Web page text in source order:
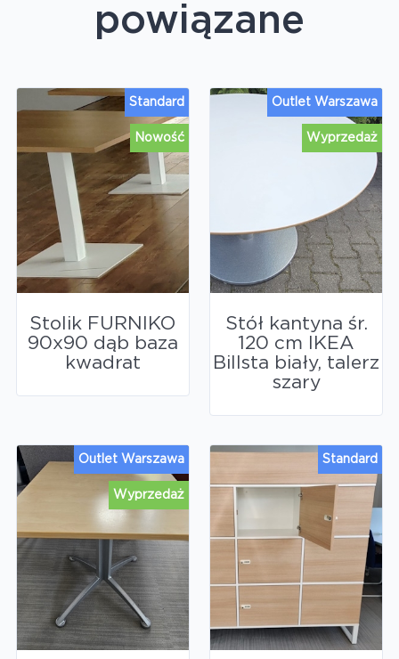
powiązane
Nowość
Standard
Stolik FURNIKO
90x90 dąb baza
kwadrat
Wyprzedaż
Outlet Warszawa
Stół kantyna śr.
120 cm IKEA
Billsta biały, talerz
szary
Wyprzedaż
Outlet Warszawa Standard